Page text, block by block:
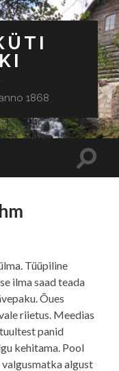
1868
Toggle
Tüüpiline
ilma saad teada
Õues
riietus. Meedias
panid
kehitama. Pool
valgusmatka algust